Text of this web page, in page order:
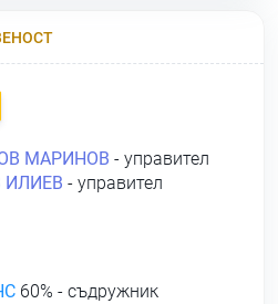
МАРИНОВ - управител
ИЛИЕВ - управител
60% - съдружник